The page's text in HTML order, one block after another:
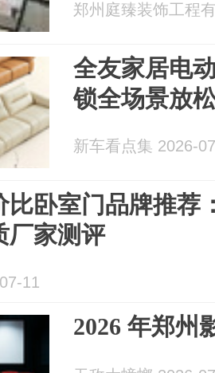
郑州庭臻装饰工程
全友家居电
锁全场景放
新车看点集 2026-
比卧室门品牌推荐
厂家测评
11
2026 年郑州